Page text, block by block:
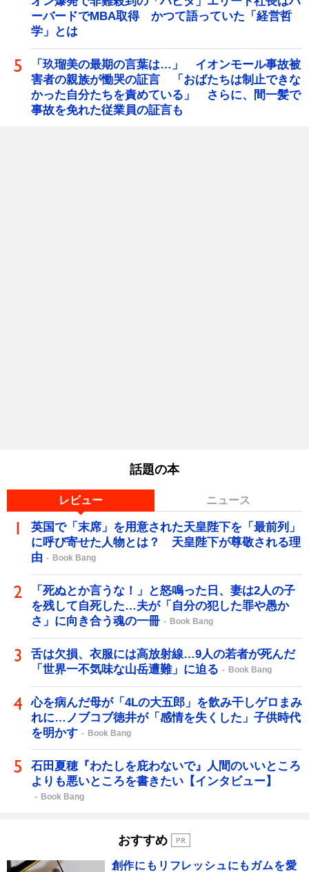
ーバードでMBA取得 かつて語っていた「経営哲
学」とは
「玖瑠美の最期の言葉は…」 イオンモール事故被
害者の親族が慟哭の証言 「おばたちは制止できな
かった自分たちを責めている」 さらに、間一髪で
事故を免れた従業員の証言も
話題の本
レビュー ニュース
英国で「末席」を用意された天皇陛下を「最前列」
に呼び寄せた人物とは？ 天皇陛下が尊敬される理
由
Book Bang
「死ぬとか言うな！」と怒鳴った日、妻は2人の子
を残して自死した…夫が「自分の犯した罪や愚か
さ」に向き合う魂の一冊
Book Bang
舌は欠損、衣服には高放射線…9人の若者が死んだ
「世界一不気味な山岳遭難」に迫る
Book Bang
心を病んだ母が「4Lの大五郎」を飲み干しゲロまみ
れに…ノブコブ徳井が「感情を失くした」子供時代
を明かす
Book Bang
石田夏穂『わたしを庇わないで』人間のいいところ
よりも悪いところを書きたい【インタビュー】
Book Bang
おすすめ
創作にもリフレッシュにもガムを愛